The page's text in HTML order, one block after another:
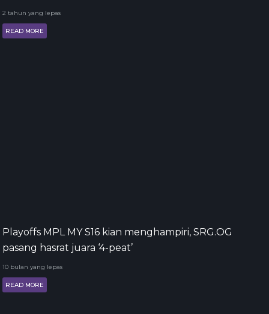
2 tahun yang lepas
READ MORE
Playoffs MPL MY S16 kian menghampiri, SRG.OG
pasang hasrat juara ‘4-peat’
10 bulan yang lepas
READ MORE